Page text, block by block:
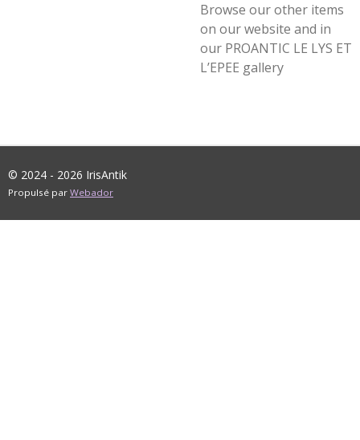
Browse our other items
on our website and in
our PROANTIC LE LYS ET
L’EPEE gallery
© 2024 - 2026 IrisAntik
Propulsé par Webador